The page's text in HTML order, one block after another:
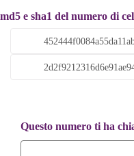
md5 e sha1 del numero di
Questo numero ti ha